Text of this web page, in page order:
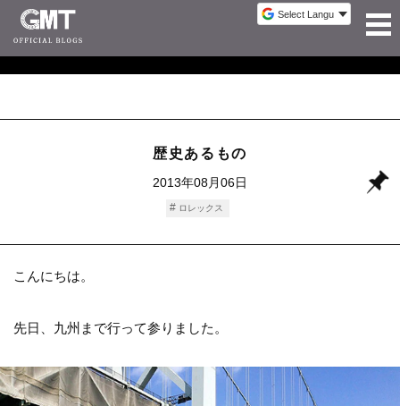
歴史あるもの
2013年08月06日
ロレックス
こんにちは。
先日、九州まで行って参りました。